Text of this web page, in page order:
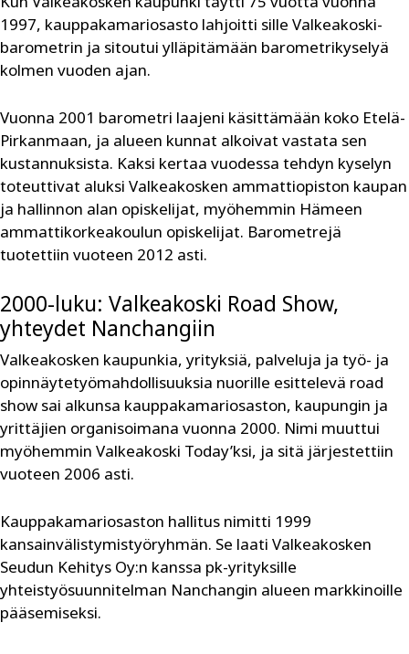
1997, kauppakamariosasto lahjoitti sille Valkeakoski-
barometrin ja sitoutui ylläpitämään barometrikyselyä
kolmen vuoden ajan.
Vuonna 2001 barometri laajeni käsittämään koko Etelä-
Pirkanmaan, ja alueen kunnat alkoivat vastata sen
kustannuksista. Kaksi kertaa vuodessa tehdyn kyselyn
toteuttivat aluksi Valkeakosken ammattiopiston kaupan
ja hallinnon alan opiskelijat, myöhemmin Hämeen
ammattikorkeakoulun opiskelijat. Barometrejä
tuotettiin vuoteen 2012 asti.
2000-luku: Valkeakoski Road Show,
yhteydet Nanchangiin
Valkeakosken kaupunkia, yrityksiä, palveluja ja työ- ja
opinnäytetyömahdollisuuksia nuorille esittelevä road
show sai alkunsa kauppakamariosaston, kaupungin ja
yrittäjien organisoimana vuonna 2000. Nimi muuttui
myöhemmin Valkeakoski Today’ksi, ja sitä järjestettiin
vuoteen 2006 asti.
Kauppakamariosaston hallitus nimitti 1999
kansainvälistymistyöryhmän. Se laati Valkeakosken
Seudun Kehitys Oy:n kanssa pk-yrityksille
yhteistyösuunnitelman Nanchangin alueen markkinoille
pääsemiseksi.